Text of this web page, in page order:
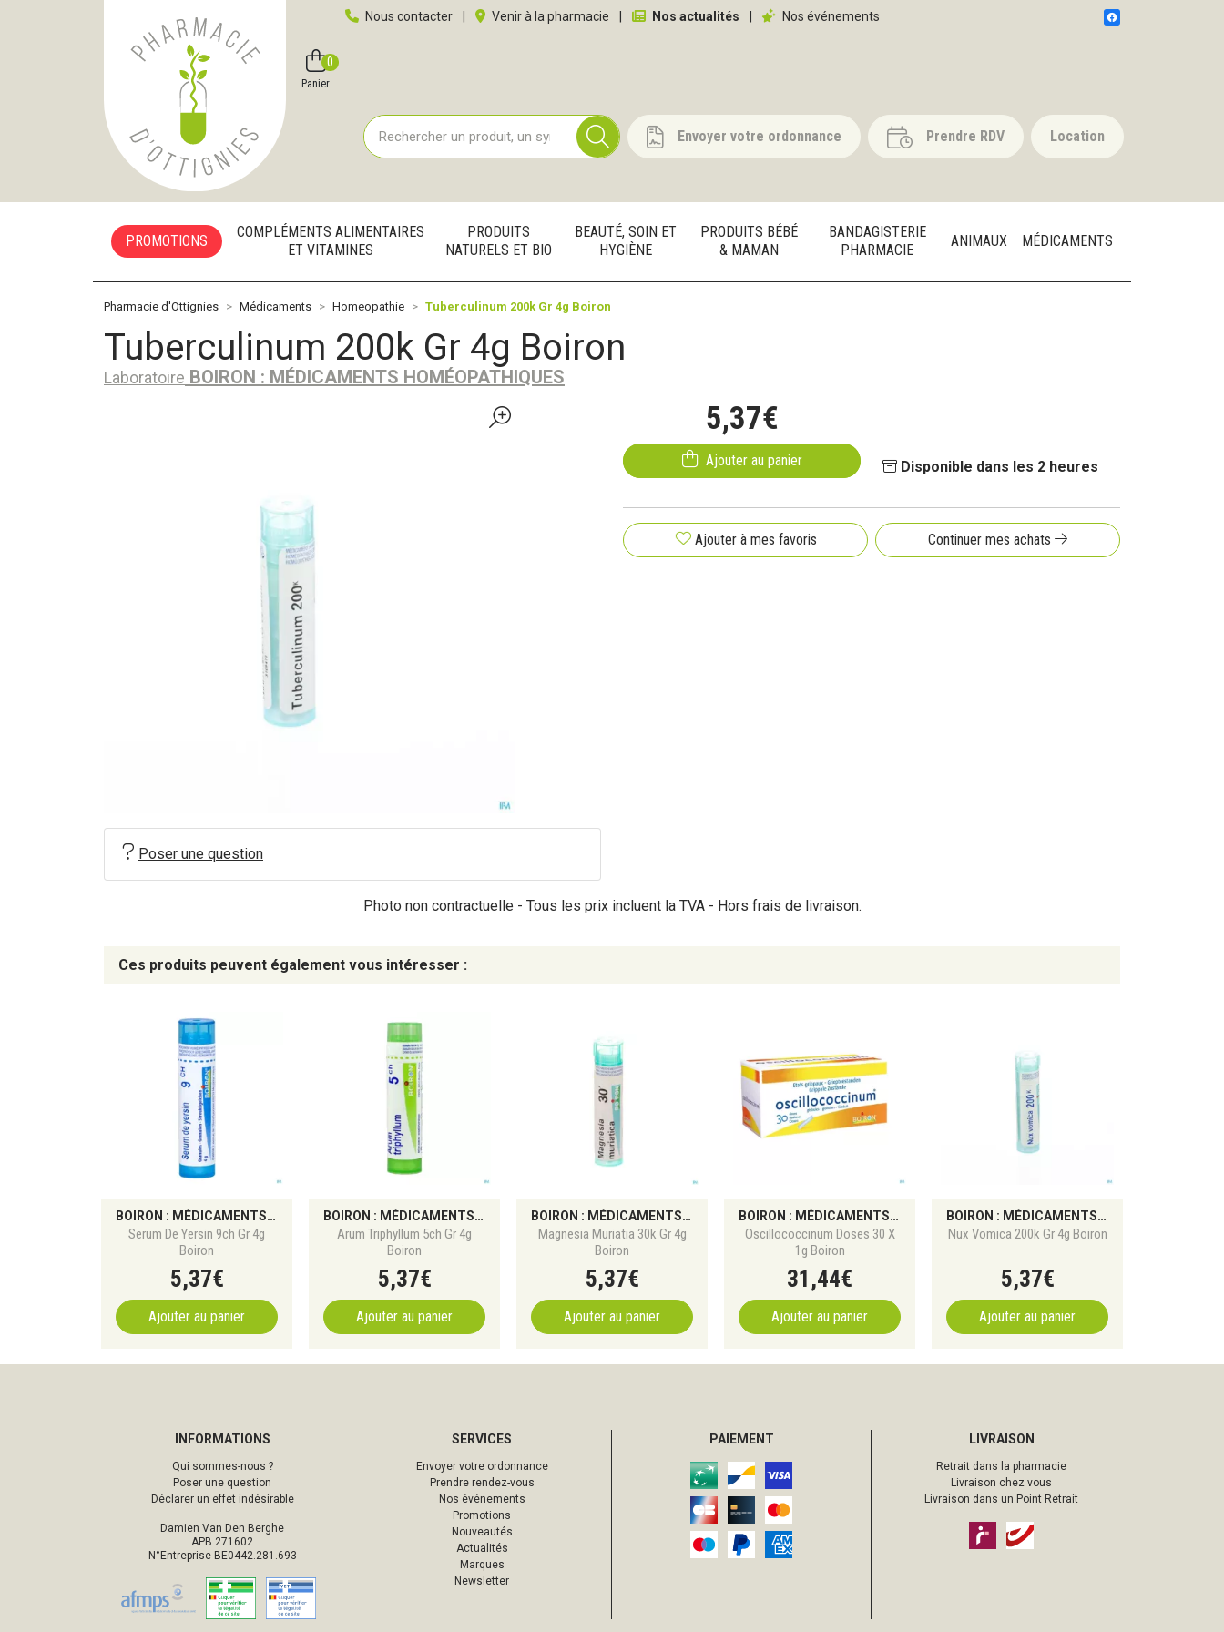
Pharmacie d'Ottignies Votre pharmacie en ligne à votre service
Nous contacter Venir à la pharmacie Nos actualités Nos événements
Favoris Panier
0
Envoyer votre ordonnance Prendre RDV Location
PROMOTIONS
COMPLÉMENTS ALIMENTAIRES
ET VITAMINES
PRODUITS
NATURELS ET BIO
BEAUTÉ, SOIN ET
HYGIÈNE
PRODUITS BÉBÉ
& MAMAN
BANDAGISTERIE
PHARMACIE
ANIMAUX MÉDICAMENTS
Pharmacie d'Ottignies Médicaments Homeopathie Tuberculinum 200k Gr 4g Boiron
Tuberculinum 200k Gr 4g Boiron
Laboratoire BOIRON : MÉDICAMENTS HOMÉOPATHIQUES
5,37€
Ajouter au panier Disponible dans les 2 heures
Ajouter à mes favoris Continuer mes achats
Poser une question
Photo non contractuelle - Tous les prix incluent la TVA - Hors frais de livraison.
Ces produits peuvent également vous intéresser :
BOIRON : MÉDICAMENTS HOMÉOPATHIQUES
Serum De Yersin 9ch Gr 4g
Boiron
5,37€
Ajouter au panier
BOIRON : MÉDICAMENTS HOMÉOPATHIQUES
Arum Triphyllum 5ch Gr 4g
Boiron
5,37€
Ajouter au panier
BOIRON : MÉDICAMENTS HOMÉOPATHIQUES
Magnesia Muriatia 30k Gr 4g
Boiron
5,37€
Ajouter au panier
BOIRON : MÉDICAMENTS HOMÉOPATHIQUES
Oscillococcinum Doses 30 X
1g Boiron
31 ,44€
Ajouter au panier
BOIRON : MÉDICAMENTS HOMÉOPATHIQUES
Nux Vomica 200k Gr 4g Boiron
5,37€
Ajouter au panier
INFORMATIONS
Qui sommes-nous ?
Poser une question
Déclarer un effet indésirable
Damien Van Den Berghe
APB 271602
N°Entreprise BE0442.281.693
SERVICES
Envoyer votre ordonnance
Prendre rendez-vous
Nos événements
Promotions
Nouveautés
Actualités
Marques
Newsletter
PAIEMENT LIVRAISON
Retrait dans la pharmacie
Livraison chez vous
Livraison dans un Point Retrait